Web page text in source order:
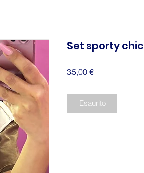
Set sporty chic
35,00 €Prezzo
Esaurito